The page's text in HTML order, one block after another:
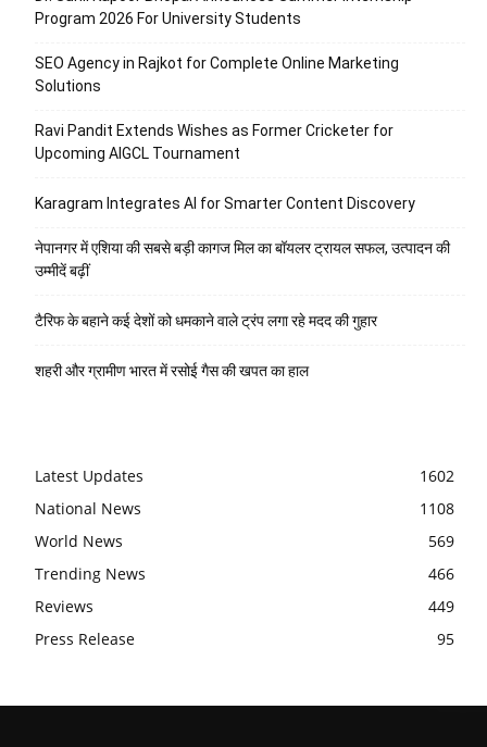
Program 2026 For University Students
SEO Agency in Rajkot for Complete Online Marketing
Solutions
Ravi Pandit Extends Wishes as Former Cricketer for
Upcoming AIGCL Tournament
Karagram Integrates AI for Smarter Content Discovery
नेपानगर में एशिया की सबसे बड़ी कागज मिल का बॉयलर ट्रायल सफल, उत्पादन की
उम्मीदें बढ़ीं
टैरिफ के बहाने कई देशों को धमकाने वाले ट्रंप लगा रहे मदद की गुहार
शहरी और ग्रामीण भारत में रसोई गैस की खपत का हाल
Latest Updates
1602
National News
1108
World News
569
Trending News
466
Reviews
449
Press Release
95